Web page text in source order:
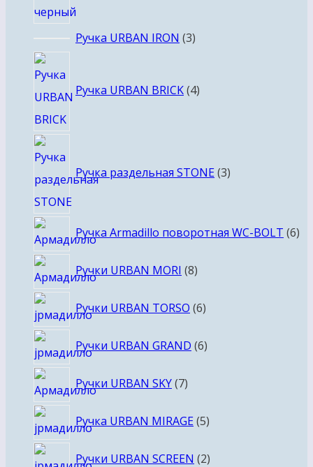
Ручка URBAN IRON 33
Ручка URBAN BRICK 4товара
Ручка раздельная STONE 3товара
Ручка Armadillo поворотная WC-BOLT 66
Ручки URBAN MORI 88
Ручки URBAN TORSO 66
Ручки URBAN GRAND 66
Ручки URBAN SKY 77
Ручка URBAN MIRAGE 55
Ручки URBAN SCREEN 22